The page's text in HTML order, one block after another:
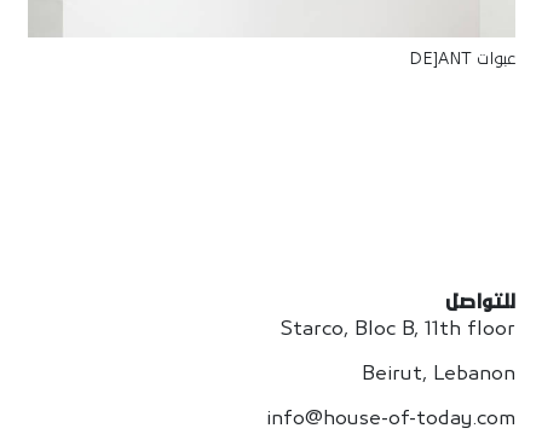
عبوات DE]ANT
للتواصل
Starco, Bloc B, 11th floor
Beirut, Lebanon
info@house-of-today.com